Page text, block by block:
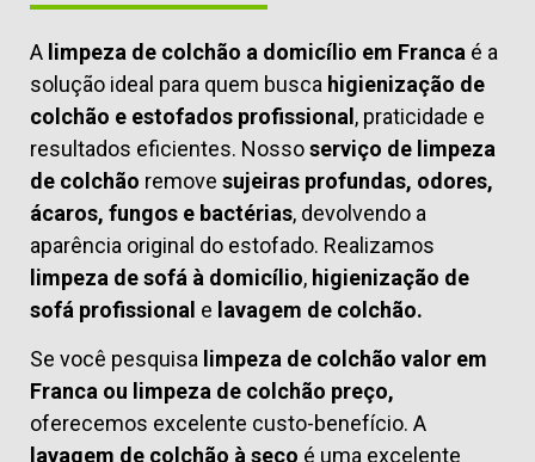
A limpeza de colchão a domicílio em Franca é a
solução ideal para quem busca higienização de
colchão e estofados profissional, praticidade e
resultados eficientes. Nossoserviço de limpeza
de colchão remove sujeiras profundas, odores,
ácaros, fungos e bactérias, devolvendo a
aparência original do estofado. Realizamos
limpeza de sofá à domicílio, higienização de
sofá profissional e lavagem de colchão.
Se você pesquisa limpeza de colchão valor em
Franca ou limpeza de colchão preço,
oferecemos excelente custo-benefício. A
lavagem de colchão à seco é uma excelente